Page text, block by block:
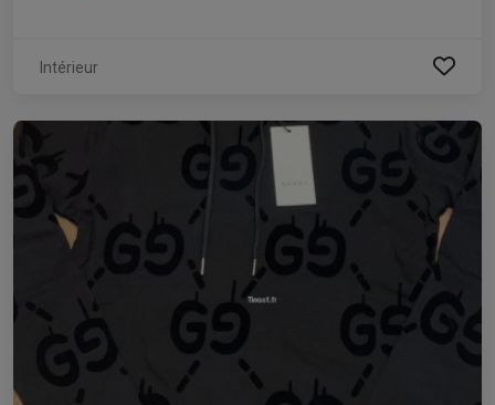
Intérieur